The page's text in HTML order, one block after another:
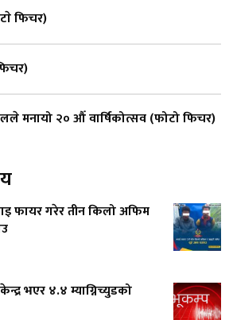
फिचर)
मनायो २० औँ वार्षिकोत्सव (फोटो फिचर)
फायर गरेर तीन किलो अफिम
भएर ४.४ म्याग्निच्युडको